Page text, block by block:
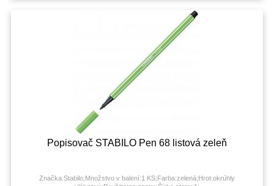
Popisovač STABILO Pen 68 listová zeleň
Značka:Stabilo;Množstvo v balení:1 KS;Farba:zelená;Hrot:okrúhly